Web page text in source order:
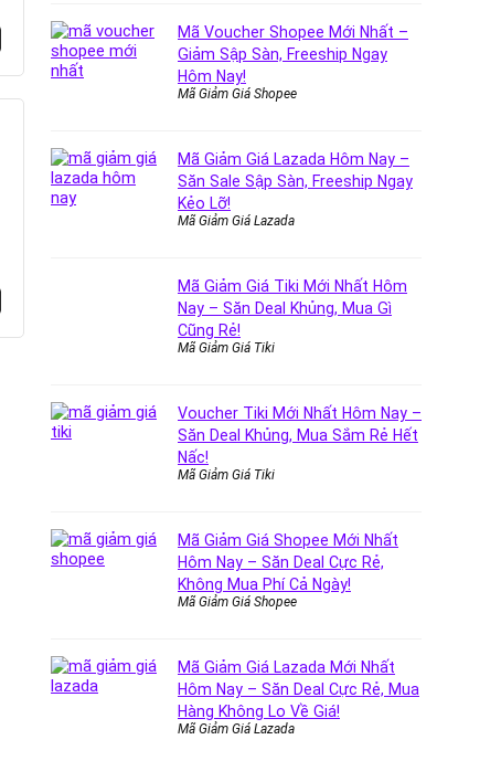
Mã Voucher Shopee Mới Nhất –
Giảm Sập Sàn, Freeship Ngay
Hôm Nay!
Mã Giảm Giá Shopee
Mã Giảm Giá Lazada Hôm Nay –
Săn Sale Sập Sàn, Freeship Ngay
Kẻo Lỡ!
Mã Giảm Giá Lazada
Mã Giảm Giá Tiki Mới Nhất Hôm
Nay – Săn Deal Khủng, Mua Gì
Cũng Rẻ!
Mã Giảm Giá Tiki
Voucher Tiki Mới Nhất Hôm Nay –
Săn Deal Khủng, Mua Sắm Rẻ Hết
Nấc!
Mã Giảm Giá Tiki
Mã Giảm Giá Shopee Mới Nhất
Hôm Nay – Săn Deal Cực Rẻ,
Không Mua Phí Cả Ngày!
Mã Giảm Giá Shopee
Mã Giảm Giá Lazada Mới Nhất
Hôm Nay – Săn Deal Cực Rẻ, Mua
Hàng Không Lo Về Giá!
Mã Giảm Giá Lazada